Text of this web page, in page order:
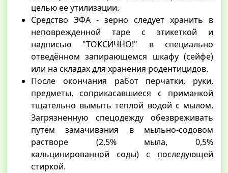
целью ее утилизации.
Средство ЭФА - зерно следует хранить в
неповрежденной таре с этикеткой и
надписью "ТОКСИЧНО!" в специально
отведённом запирающемся шкафу (сейфе)
или на складах для хранения родентицидов.
После окончания работ перчатки, руки,
предметы, соприкасавшиеся с приманкой
тщательно вымыть теплой водой с мылом.
Загрязненную спецодежду обезвреживать
путём замачивания в мыльно-содовом
растворе (2,5% мыла, 0,5%
кальцинированной соды) с последующей
стиркой.